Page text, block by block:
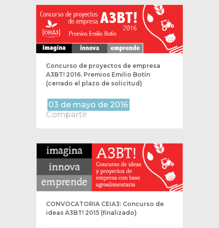
Concurso de proyectos de empresa
A3BT! 2016. Premios Emilio Botín
(cerrado el plazo de solicitud)
03 de mayo de 2016
Compartir
CONVOCATORIA CEIA3: Concurso de
ideas A3BT! 2015 (finalizado)